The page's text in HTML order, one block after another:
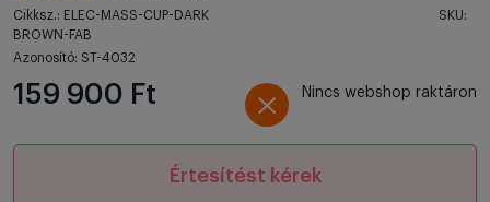
Cikksz.: ELEC-MASS-CUP-DARK
BROWN-FAB
SKU:
Azonosító: ST-4032
159 900 Ft Nincs webshop raktáron
Értesítést kérek